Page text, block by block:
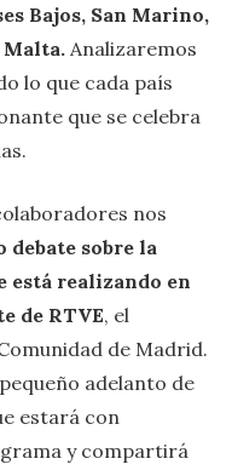
Bajos, San Marino,
Analizaremos
lo que cada país
que se celebra
nos
debate sobre la
está realizando en
de RTVE, el
de Madrid.
adelanto de
estará con
y compartirá